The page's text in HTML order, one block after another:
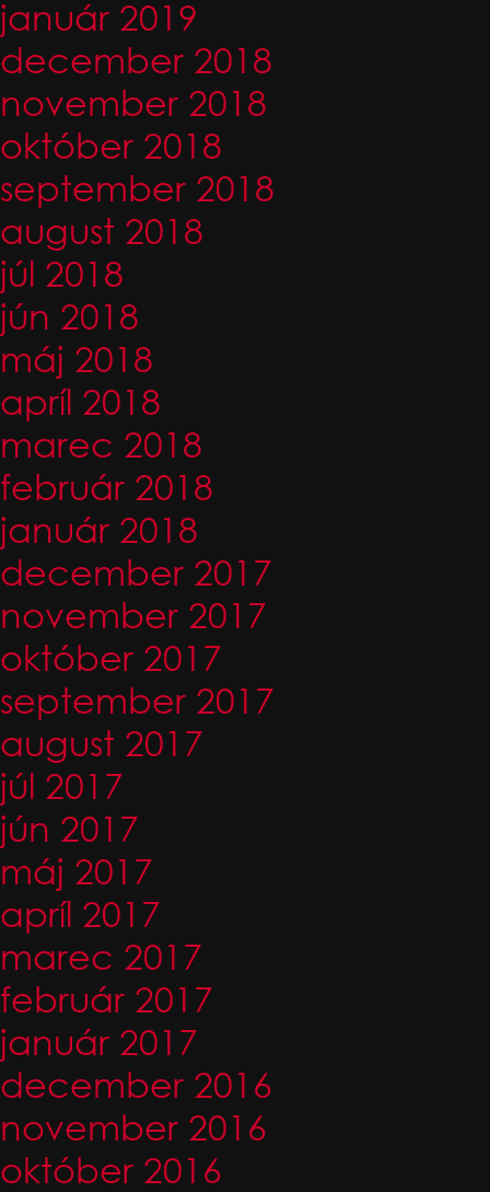
január 2019
december 2018
november 2018
október 2018
september 2018
august 2018
júl 2018
jún 2018
máj 2018
apríl 2018
marec 2018
február 2018
január 2018
december 2017
november 2017
október 2017
september 2017
august 2017
júl 2017
jún 2017
máj 2017
apríl 2017
marec 2017
február 2017
január 2017
december 2016
november 2016
október 2016